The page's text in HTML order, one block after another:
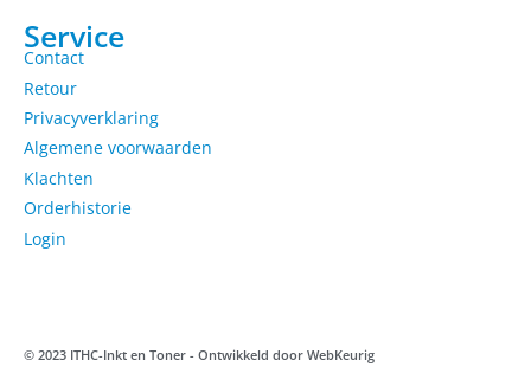
Service
Contact
Retour
Privacyverklaring
Algemene voorwaarden
Klachten
Orderhistorie
Login
© 2023 ITHC-Inkt en Toner - Ontwikkeld door WebKeurig